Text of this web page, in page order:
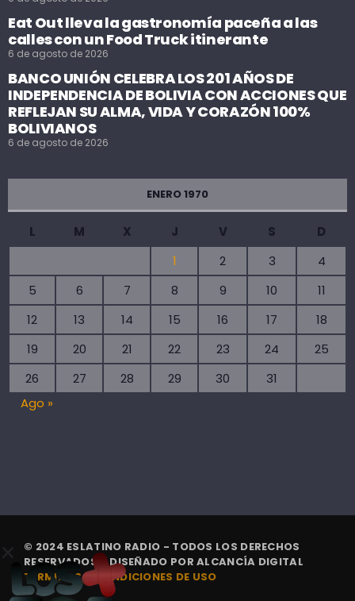
Eat Out lleva la gastronomía paceña a las
calles con un Food Truck itinerante
6 de agosto de 2026
BANCO UNIÓN CELEBRA LOS 201 AÑOS DE
INDEPENDENCIA DE BOLIVIA CON ACCIONES QUE
REFLEJAN SU ALMA, VIDA Y CORAZÓN 100%
BOLIVIANOS
6 de agosto de 2026
ENERO 1970
L M X J V S
D
1
2 3
4
5
6 7 8 9 10
11
12
13 14 15 16 17
18
19
20 21 22 23 24
25
26
27 28 29 30
31
Ago »
© 2024 ESLATINO RADIO - TODOS LOS DERECHOS
RESERVADOS. | DISEÑADO PORALCANCÍA DIGITAL
TÉRMINOS Y CONDICIONES DE USO